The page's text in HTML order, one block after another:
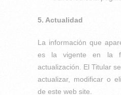
5. Actualidad
La información que
es la vigente en la
actualización. El Titular
actualizar, modificar o
de este web site.